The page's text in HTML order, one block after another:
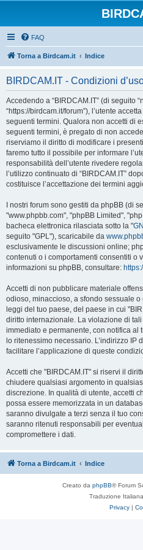
FAQ
Torna a Birdcam.it Indice
BIRDCAM.IT - Condizioni
Accedendo a “BIRDCAM.IT” (di seguito
“https://birdcam.it/forum”), l’utente
seguenti termini. Qualora non accetti di
seguenti termini, è pregato di non
riserviamo il diritto di modificare i
faremo tutto il possibile per informare
responsabilità dell’utente rivedere
l’utilizzo continuato di “BIRDCAM.IT”
costituisce l’accettazione dei termini
I nostri forum sono gestiti da phpBB (di
"www.phpbb.com", "phpBB Limited",
bacheca elettronica rilasciata sotto la "
seguito "GPL"), scaricabile da
esclusivamente le discussioni online;
contenuti o i comportamenti consentiti o
informazioni su phpBB, consultare:
Accetti di non pubblicare materiale
odioso, minaccioso, a sfondo sessuale
leggi del tuo paese, del paese in cui
diritto internazionale. La violazione di
immediato e permanente, con notifica al
lo ritenessimo necessario. L’indirizzo IP
facilitare l’applicazione di queste
Accetti che "BIRDCAM.IT" si riservi il
chiudere qualsiasi argomento in
discrezione. In qualità di utente, accetti
possa essere memorizzata in un
saranno divulgate a terzi senza il tuo
saranno ritenuti responsabili per
compromettere i dati.
Torna a Birdcam.it Indice
Creato da phpBB® Forum
Traduzione Italiana
Privacy |